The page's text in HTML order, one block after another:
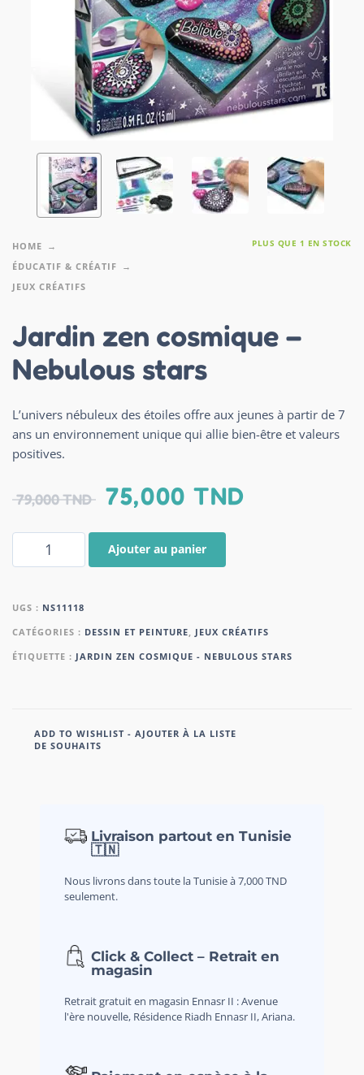
HOME
ÉDUCATIF & CRÉATIF
JEUX CRÉATIFS
PLUS QUE 1 EN STOCK
Jardin zen cosmique –
Nebulous stars
L’univers nébuleux des étoiles offre aux jeunes à partir de 7
ans un environnement unique qui allie bien-être et valeurs
positives.
79,000TND 75,000 TND
Ajouter au panier
UGS : NS11118
CATÉGORIES : DESSIN ET PEINTURE
JEUX CRÉATIFS
ÉTIQUETTE : JARDIN ZEN COSMIQUE - NEBULOUS STARS
ADD TO WISHLIST - AJOUTER À LA LISTE
DE SOUHAITS
Livraison partout en Tunisie
🇹🇳
Nous livrons dans toute la Tunisie à 7,000 TND
seulement.
Click & Collect – Retrait en
magasin
Retrait gratuit en magasin Ennasr II : Avenue
l'ère nouvelle, Résidence Riadh Ennasr II, Ariana.